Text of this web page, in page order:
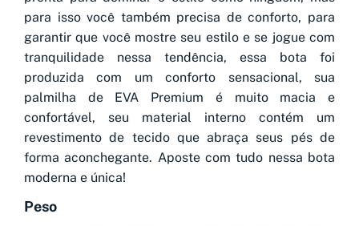
para isso você também precisa de conforto, para
garantir que você mostre seu estilo e se jogue com
tranquilidade nessa tendência, essa bota foi
produzida com um conforto sensacional, sua
palmilha de EVA Premium é muito macia e
confortável, seu material interno contém um
revestimento de tecido que abraça seus pés de
forma aconchegante. Aposte com tudo nessa bota
moderna e única!
Peso